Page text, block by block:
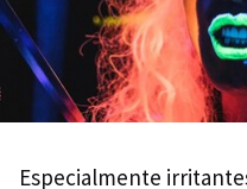
Especialmente